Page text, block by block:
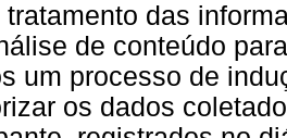
tratamento das
de conteúdo
um processo de
os dados